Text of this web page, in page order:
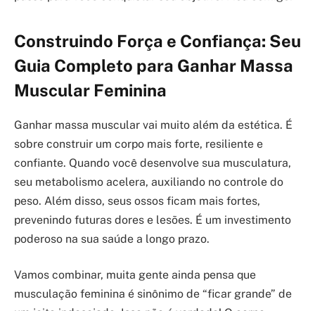
Construindo Força e Confiança: Seu
Guia Completo para Ganhar Massa
Muscular Feminina
Ganhar massa muscular vai muito além da estética. É
sobre construir um corpo mais forte, resiliente e
confiante. Quando você desenvolve sua musculatura,
seu metabolismo acelera, auxiliando no controle do
peso. Além disso, seus ossos ficam mais fortes,
prevenindo futuras dores e lesões. É um investimento
poderoso na sua saúde a longo prazo.
Vamos combinar, muita gente ainda pensa que
musculação feminina é sinônimo de “ficar grande” de